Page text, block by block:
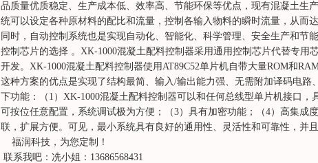
品质量优质稳定、生产成本低、效率高、节能环保等优点，现有混凝土生
统可以设定各种原材料的配比和流量，控制各输入物料的瞬时流量，从而
同时，自动控制系统也是实现自动化、智能化、科学管理、安全生产和节
控制芯片的选择 。XK-1000混凝土配料控制器采用通用控制芯片代替专用
开发。XK-1000混凝土配料控制器使用AT89C52单片机自带大量ROM和
这种方案的优点是实现了结构最简、输入/输出能力强、无需附加译码电路
下功能：（1）XK-1000混凝土配料控制器可以和任何总线型单片机接口，
可按位任意配置，系统调试极为方便；（3）具有加密功能；（4）高集成
联，扩展方便。可见，最小系统具有良好的通用性、灵活性和可靠性，并
福润科技，为您定制！
联系我吧：冼小姐：13686568431